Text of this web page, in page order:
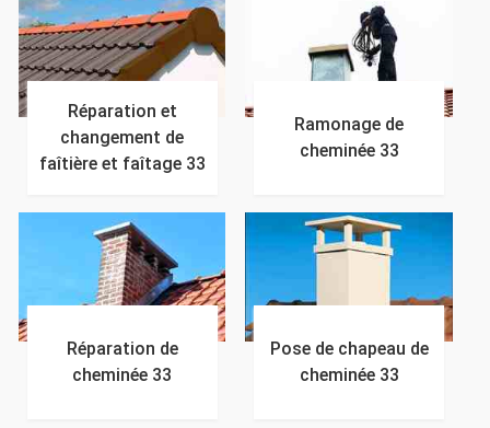
Réparation et
changement de
faîtière et faîtage 33
Ramonage de
cheminée 33
Réparation de
cheminée 33
Pose de chapeau de
cheminée 33